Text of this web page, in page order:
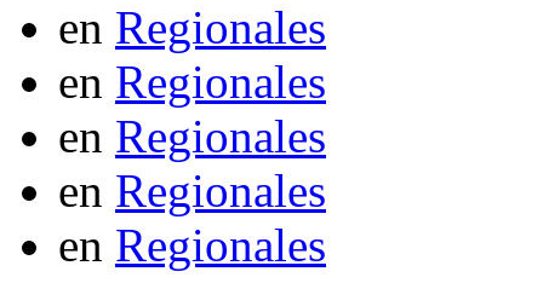
en Regionales
en Regionales
en Regionales
en Regionales
en Regionales